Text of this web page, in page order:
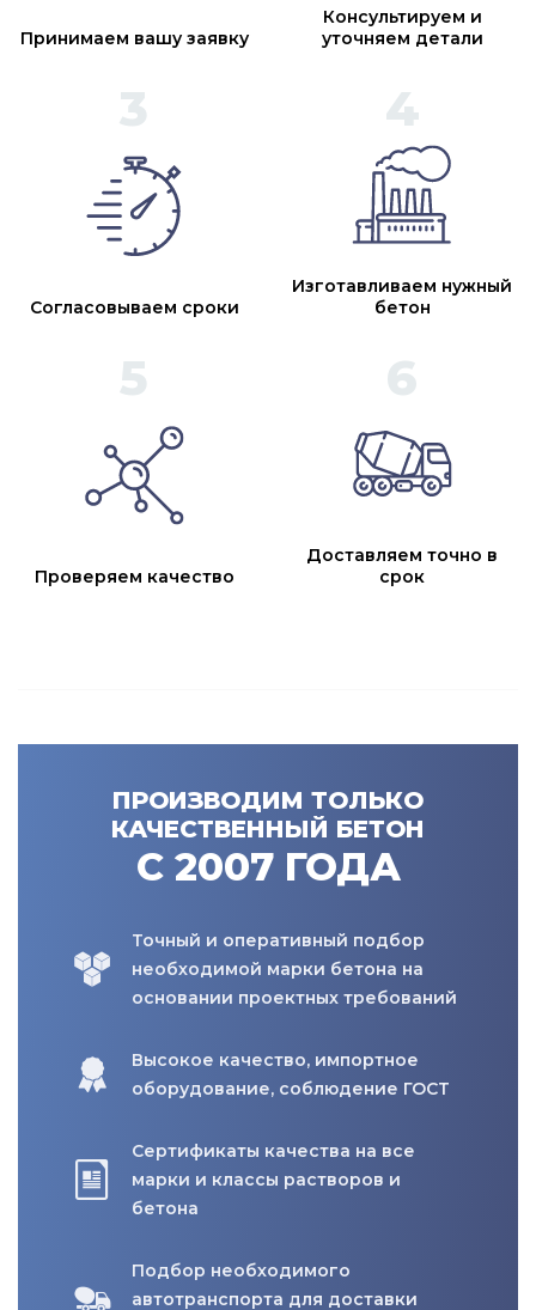
Принимаем вашу заявку
Консультируем и
уточняем детали
Согласовываем сроки
Изготавливаем нужный
бетон
Проверяем качество
Доставляем точно в
срок
ПРОИЗВОДИМ ТОЛЬКО
КАЧЕСТВЕННЫЙ БЕТОН
С 2007 ГОДА
Точный и оперативный подбор
необходимой марки бетона на
основании проектных требований
Высокое качество, импортное
оборудование, соблюдение ГОСТ
Сертификаты качества на все
марки и классы растворов и
бетона
Подбор необходимого
автотранспорта для доставки